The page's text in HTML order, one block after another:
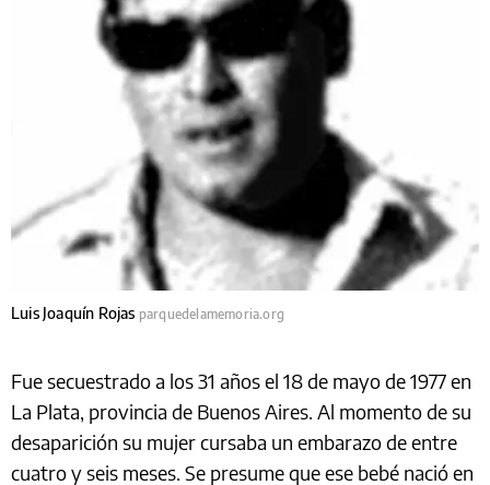
Luis Joaquín Rojas parquedelamemoria.org
Fue secuestrado a los 31 años el 18 de mayo de 1977 en
La Plata, provincia de Buenos Aires. Al momento de su
desaparición su mujer cursaba un embarazo de entre
cuatro y seis meses. Se presume que ese bebé nació en